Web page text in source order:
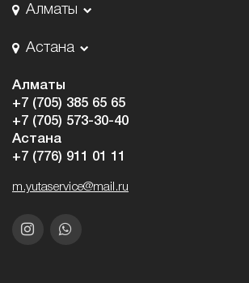
Алматы
Астана
Алматы
+7 (705) 385 65 65
+7 (705) 573-30-40
Астана
+7 (776) 911 01 11
m.yutaservice@mail.ru